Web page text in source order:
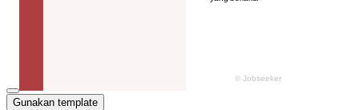
Gunakan template